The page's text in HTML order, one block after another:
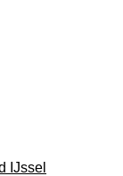
IJssel